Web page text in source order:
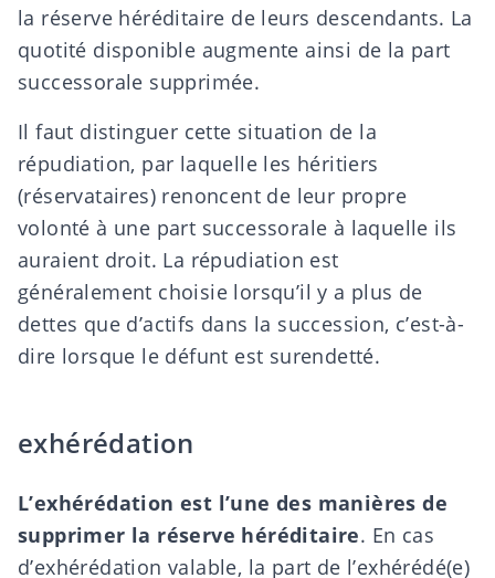
la réserve héréditaire de leurs descendants. La
quotité disponible augmente ainsi de la part
successorale supprimée.
Il faut distinguer cette situation de la
répudiation, par laquelle les héritiers
(réservataires) renoncent de leur propre
volonté à une part successorale à laquelle ils
auraient droit. La répudiation est
généralement choisie lorsqu’il y a plus de
dettes que d’actifs dans la succession, c’est-à-
dire lorsque le défunt est surendetté.
exhérédation
L’exhérédation est l’une des manières de
supprimer la réserve héréditaire. En cas
d’exhérédation valable, la part de l’exhérédé(e)